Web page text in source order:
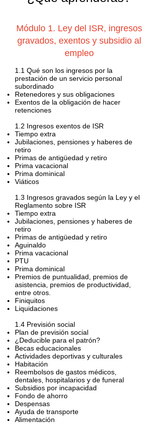
impuestos
Módulo 1. Ley del ISR, ingresos
gravados, exentos y subsidio al
empleo
1.1 Qué son los ingresos por la
prestación de un servicio personal
subordinado
Retenedores y sus obligaciones
Exentos de la obligación de hacer
retenciones
1.2 Ingresos exentos de ISR
Tiempo extra
Jubilaciones, pensiones y haberes de
retiro
Primas de antigüedad y retiro
Prima vacacional
Prima dominical
Viáticos
1.3 Ingresos gravados según la Ley y el
Reglamento sobre ISR
Tiempo extra
Jubilaciones, pensiones y haberes de
retiro
Primas de antigüedad y retiro
Aguinaldo
Prima vacacional
PTU
Prima dominical
Premios de puntualidad, premios de
asistencia, premios de productividad,
entre otros.
Finiquitos
Liquidaciones
1.4 Previsión social
Plan de previsión social
¿Deducible para el patrón?
Becas educacionales
Actividades deportivas y culturales
Habitación
Reembolsos de gastos médicos,
dentales, hospitalarios y de funeral
Subsidios por incapacidad
Fondo de ahorro
Despensas
Ayuda de transporte
Alimentación